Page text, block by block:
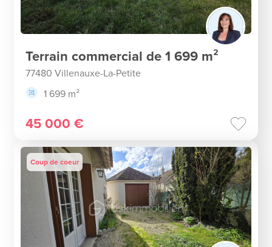
Terrain commercial de 1 699 m²
77480 Villenauxe-La-Petite
1 699 m²
45 000 €
Coup de coeur